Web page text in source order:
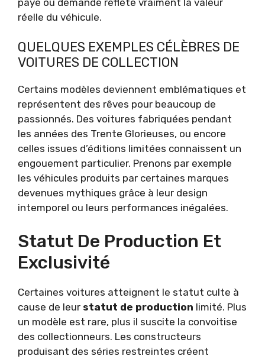
réelle du véhicule.
QUELQUES EXEMPLES CÉLÈBRES DE
VOITURES DE COLLECTION
Certains modèles deviennent emblématiques et
représentent des rêves pour beaucoup de
passionnés. Des voitures fabriquées pendant
les années des Trente Glorieuses, ou encore
celles issues d’éditions limitées connaissent un
engouement particulier. Prenons par exemple
les véhicules produits par certaines marques
devenues mythiques grâce à leur design
intemporel ou leurs performances inégalées.
Statut De Production Et
Exclusivité
Certaines voitures atteignent le statut culte à
cause de leur statut de production limité. Plus
un modèle est rare, plus il suscite la convoitise
des collectionneurs. Les constructeurs
produisant des séries restreintes créent